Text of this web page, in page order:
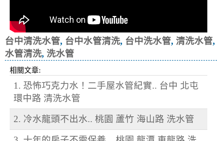
台中清洗水管, 台中水管清洗, 台中洗水管, 清洗水管,
水管清洗, 洗水管
相關文章:
1. 恐怖巧克力水！二手屋水管紀實.. 台中 北屯
環中路 清洗水管
2. 冷水龍頭不出水.. 桃園 蘆竹 海山路 洗水管